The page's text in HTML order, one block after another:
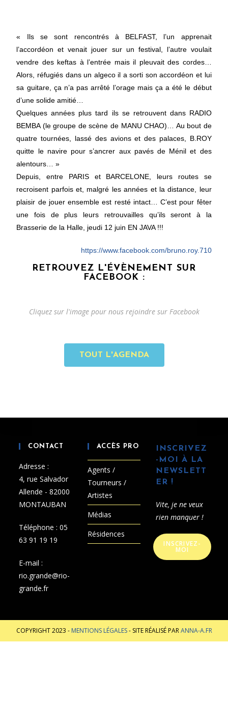
« Ils se sont rencontrés à BELFAST, l’un apprenait
l’accordéon et venait jouer sur un festival, l’autre voulait
vendre des keftas à l’entrée mais il pleuvait des cordes…
Alors, réfugiés dans un algeco il a sorti son accordéon et lui
sa guitare, ça n’a pas arrêté l’orage mais ça a été le début
d’une solide amitié…
Quelques années plus tard ils se retrouvent dans RADIO
BEMBA (le groupe de scène de MANU CHAO)… Au bout de
quatre tournées, lassé des avions et des palaces, B.ROY
quitte le navire pour s’ancrer aux pavés de Ménil et des
alentours… »
Depuis, entre PARIS et BARCELONE, leurs routes se
recroisent parfois et, malgré les années et la distance, leur
plaisir de jouer ensemble est resté intact… C’est pour fêter
une fois de plus leurs retrouvailles qu’ils seront à la
Brasserie de la Halle, jeudi 12 juin EN JAVA !!!
https://www.facebook.com/bruno.roy.710
RETROUVEZ L'ÉVÈNEMENT SUR
FACEBOOK :
Cliquez sur l'image pour nous rejoindre sur Facebook
TOUT L'AGENDA
CONTACT
Adresse :
4, rue Salvador
Allende - 82000
MONTAUBAN
Téléphone :05
63 91 19 19
E-mail :
rio.grande@rio-
grande.fr
ACCÈS PRO
Agents /
Tourneurs /
Artistes
Médias
Résidences
INSCRIVEZ
-MOI À LA
NEWSLETT
ER !
Vite, je ne veux
rien manquer !
INSCRIVEZ-
MOI
COPYRIGHT 2023 - MENTIONS LÉGALES- SITE RÉALISÉ PARANNA-A.FR